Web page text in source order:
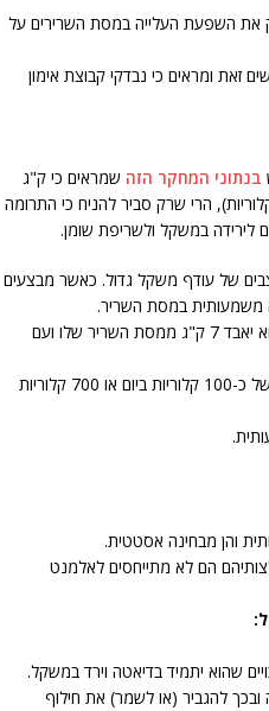
את השפעת העלייה במסת השרירים על
ומראים כי נבדקי קבוצת אימון
בנתוני המחקר הזה שמראים כי ק"ג
לקרוא לזה קילו קלוריות), הרי שרק סביר להניח כי התרומה
של עודף משקל גדול. כאשר מבצעים
משמעותית במסת השריר.
מה יקרה כאשר אדם יצטרך לרדת 15 ק"ג ממשקלו? מה יקרה עם ללא אימוני כוח הוא יאבד 7 ק"ג ממסת השריר שלו ועם
במקרה שכזה התרומה של שימור מסת השרירים יכולה להיות יותר אפקטיבית 14*7 של כ-100 קלוריות ביום או 700 קלוריות
והן מבחינה אסטטית.
הם לא מתייחסים לאלמנט
שהוא יתמיד בדיאטה וירד במשקל.
להגביר (או לשמר) את חילוף